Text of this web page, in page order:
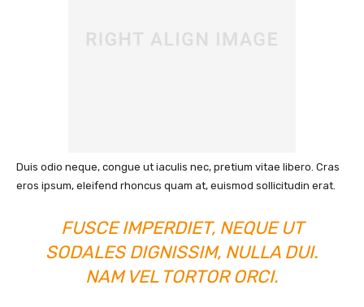
Duis odio neque, congue ut iaculis nec, pretium vitae libero. Cras
eros ipsum, eleifend rhoncus quam at, euismod sollicitudin erat.
FUSCE IMPERDIET, NEQUE UT
SODALES DIGNISSIM, NULLA DUI.
NAM VEL TORTOR ORCI.